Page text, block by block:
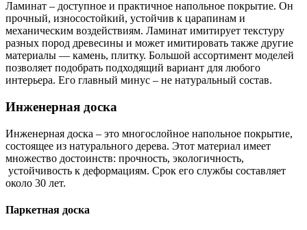
Ламинат – доступное и практичное напольное покрытие. Он
прочный, износостойкий, устойчив к царапинам и
механическим воздействиям. Ламинат имитирует текстуру
разных пород древесины и может имитировать также другие
материалы — камень, плитку. Большой ассортимент моделей
позволяет подобрать подходящий вариант для любого
интерьера. Его главный минус – не натуральный состав.
Инженерная доска
Инженерная доска – это многослойное напольное покрытие,
состоящее из натурального дерева. Этот материал имеет
множество достоинств: прочность, экологичность,
устойчивость к деформациям. Срок его службы составляет
около 30 лет.
Паркетная доска